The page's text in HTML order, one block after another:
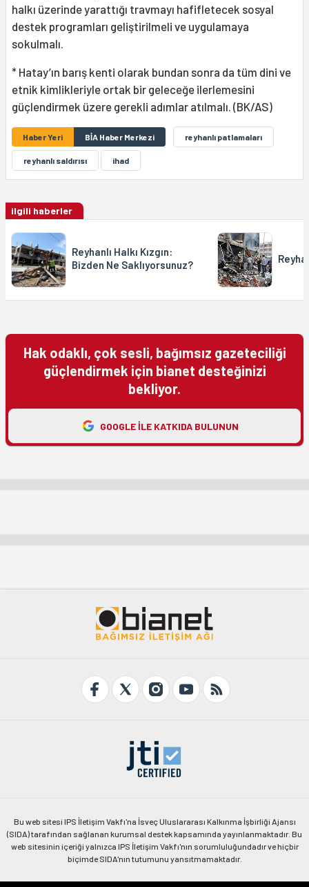
halkı üzerinde yarattığı travmayı hafifletecek sosyal
destek programları geliştirilmeli ve uygulamaya
sokulmalı.
* Hatay’ın barış kenti olarak bundan sonra da tüm dini ve
etnik kimlikleriyle ortak bir geleceğe ilerlemesini
güçlendirmek üzere gerekli adımlar atılmalı. (BK/AS)
Haber Yeri BİA Haber Merkezi reyhanlı patlamaları
reyhanlı saldırısı ihad
ilgili haberler
Reyhanlı Halkı Kızgın:
Bizden Ne Saklıyorsunuz?
Hak odaklı, çok sesli, bağımsız gazeteciliği
güçlendirmek için bianet desteğinizi
bekliyor.
GOOGLE ILE KATKIDA BULUNUN
Bu web sitesi IPS İletişim Vakfı'na İsveç Uluslararası Kalkınma İşbirliği Ajansı
(SIDA) tarafından sağlanan kurumsal destek kapsamında yayınlanmaktadır. Bu
web sitesinin içeriği yalnızca IPS İletişim Vakfı'nın sorumluluğundadır ve hiçbir
biçimde SIDA'nın tutumunu yansıtmamaktadır.